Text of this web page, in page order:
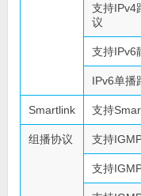
支持IPv4
议
支持IPv6
IPv6单播
Smartlink 支持
组播协议 支持
支持